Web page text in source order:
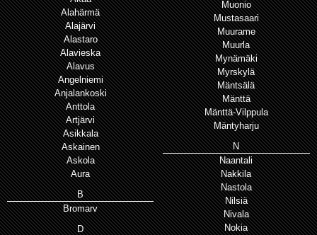
Alahärmä
Alajärvi
Alastaro
Alavieska
Alavus
Angelniemi
Anjalankoski
Anttola
Artjärvi
Asikkala
Askainen
Askola
Aura
B
Bromarv
D
Muonio
Mustasaari
Muurame
Muurla
Mynämäki
Myrskylä
Mäntsälä
Mänttä
Mänttä-Vilppula
Mäntyharju
N
Naantali
Nakkila
Nastola
Nilsiä
Nivala
Nokia